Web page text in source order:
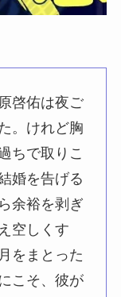
啓佑は夜ご
。けれど胸
ちで取りこ
婚を告げる
余裕を剥ぎ
空しくす
をまとった
こそ、彼が